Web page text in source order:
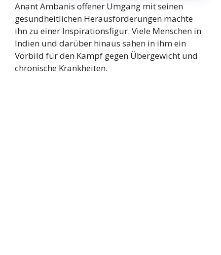
Anant Ambanis offener Umgang mit seinen
gesundheitlichen Herausforderungen machte
ihn zu einer Inspirationsfigur. Viele Menschen in
Indien und darüber hinaus sahen in ihm ein
Vorbild für den Kampf gegen Übergewicht und
chronische Krankheiten.